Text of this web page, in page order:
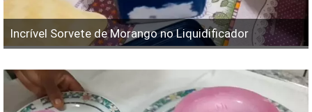
Incrível Sorvete de Morango no Liquidificador